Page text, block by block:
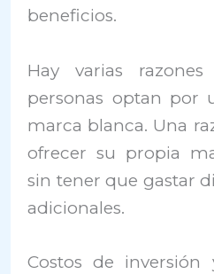
beneficios.
Hay varias
personas optan por
marca blanca. Una
ofrecer su propia
sin tener que gastar
adicionales.
Costos de inversión